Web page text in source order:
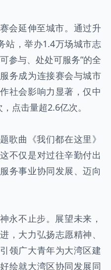
会延伸至城市。通过升
站，举办1.4万场城市志
参与、处处可服务”的全
务成为连接赛会与城市
社会影响力显著，仅中
点击量超2.6亿次。
歌曲《我们都在这里》
不仅是对过往辛勤付出
务事业协同发展、迈向
永不止步。展望未来，
，大力弘扬志愿精神、
领广大青年为大湾区建
绘就大湾区协同发展同